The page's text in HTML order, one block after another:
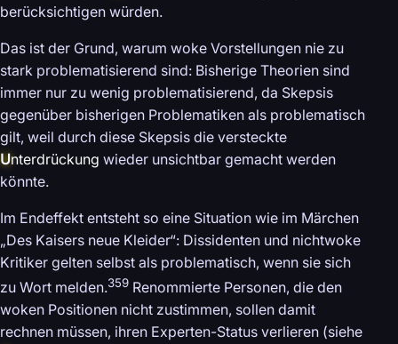
berücksichtigen würden.
Das ist der Grund, warum woke Vorstellungen nie zu
stark problematisierend sind: Bisherige Theorien sind
immer nur zu wenig problematisierend, da Skepsis
gegenüber bisherigen Problematiken als problematisch
gilt, weil durch diese Skepsis die versteckte
Unterdrückung wieder unsichtbar gemacht werden
könnte.
Im Endeffekt entsteht so eine Situation wie im Märchen
„Des Kaisers neue Kleider“: Dissidenten und nichtwoke
Kritiker gelten selbst als problematisch, wenn sie sich
zu Wort melden.359 Renommierte Personen, die den
woken Positionen nicht zustimmen, sollen damit
rechnen müssen, ihren Experten-Status verlieren (siehe